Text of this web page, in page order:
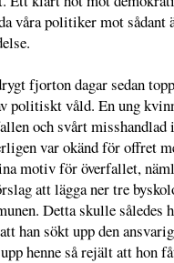
våra politiker mot
fjorton dagar sedan
politiskt våld. En ung
och svårt misshandlad
var okänd för offret
motiv för överfallet,
att lägga ner tre
Detta skulle således
han sökt upp den
henne så rejält att hon